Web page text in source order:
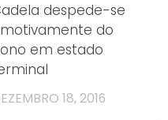
despede-se
do
em estado
18, 2016